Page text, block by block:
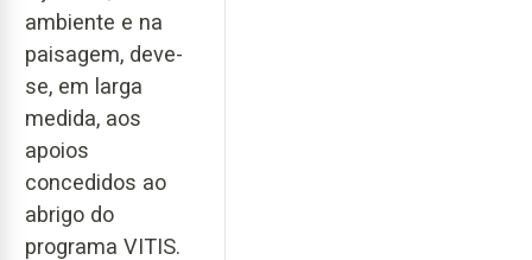
ambiente e na
paisagem, deve-
se, em larga
medida, aos
apoios
concedidos ao
abrigo do
programa VITIS.